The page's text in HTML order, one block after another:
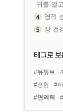
영적
장 건
태그로 보
#유튜브
#경험
#
#면역력